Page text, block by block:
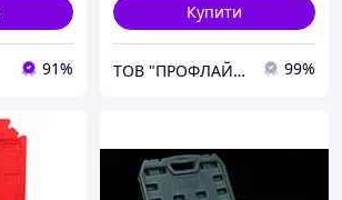
91%
Купити
ТОВ "ПРОФЛАЙН 2000" 99%